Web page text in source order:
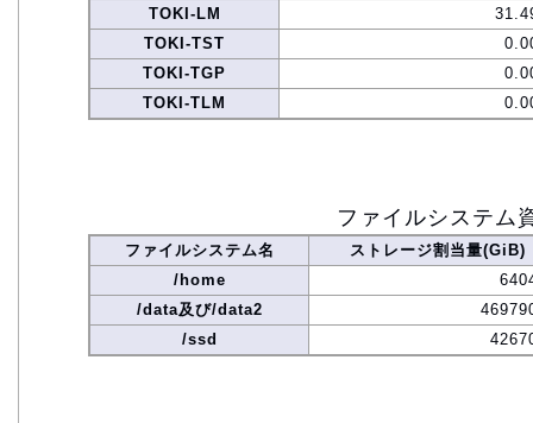
TOKI-LM
TOKI-TST
TOKI-TGP
TOKI-TLM
ファイルシステム
ファイルシステム名
ストレージ割当量(GiB)
/home
/data及び/data2
/ssd